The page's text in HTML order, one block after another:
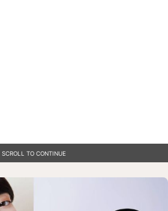
SCROLL TO CONTINUE